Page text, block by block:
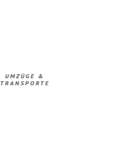
UMZÜGE &
TRANSPORTE